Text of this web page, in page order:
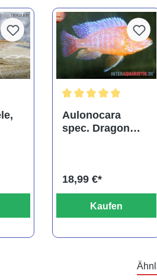
Aulonocara
spec. Dragon
18,99 €*
Kaufen